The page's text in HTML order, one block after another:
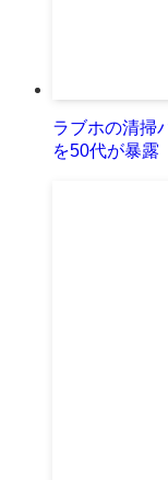
ラブホの清掃
を50代が暴露